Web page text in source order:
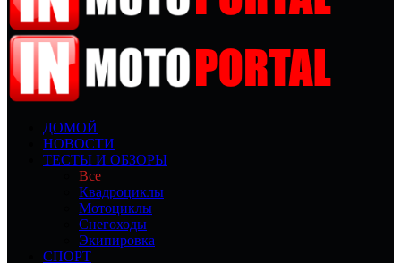
ДОМОЙ
НОВОСТИ
ТЕСТЫ И ОБЗОРЫ
Все
Квадроциклы
Мотоциклы
Снегоходы
Экипировка
СПОРТ